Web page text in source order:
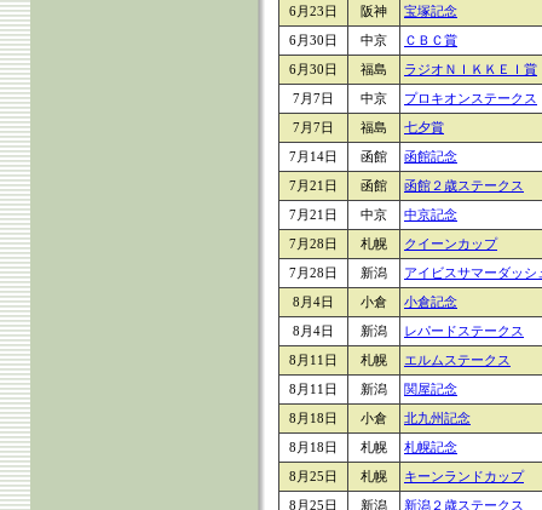
6月23日
阪神
宝塚記念
6月30日
中京
ＣＢＣ賞
6月30日
福島
ラジオＮＩＫＫＥＩ賞
7月7日
中京
プロキオンステークス
7月7日
福島
七夕賞
7月14日
函館
函館記念
7月21日
函館
函館２歳ステークス
7月21日
中京
中京記念
7月28日
札幌
クイーンカップ
7月28日
新潟
アイビスサマーダッシ
8月4日
小倉
小倉記念
8月4日
新潟
レパードステークス
8月11日
札幌
エルムステークス
8月11日
新潟
関屋記念
8月18日
小倉
北九州記念
8月18日
札幌
札幌記念
8月25日
札幌
キーンランドカップ
8月25日
新潟
新潟２歳ステークス